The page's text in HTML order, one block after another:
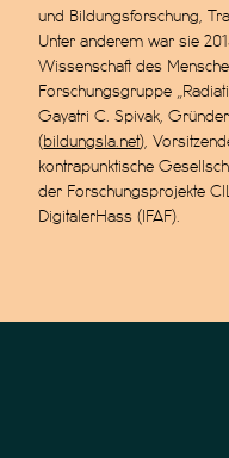
und Bildungsforschung,
Unter anderem war sie
Wissenschaft des
Forschungsgruppe
Gayatri C. Spivak,
(bildungsla.net),
kontrapunktische
der Forschungsprojekte
DigitalerHass (IFAF).